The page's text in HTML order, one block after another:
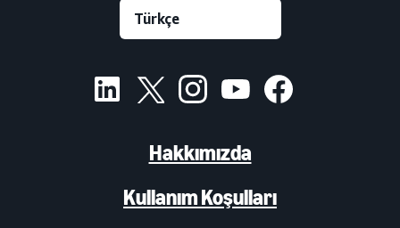
Hakkımızda
Kullanım Koşulları